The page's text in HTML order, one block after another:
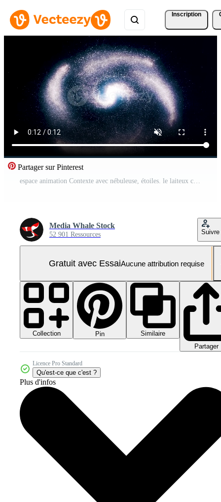
Inscription
Partager sur Pinterest
espace animation Contexte avec nébuleuse, étoiles. le laiteux chemin, le galaxie et le nébuleuse. animation galaxie bleu dans espace Vidéo Pro
Media Whale Stock
52 901 Ressources Suivre
Gratuit avec EssaiAucune attribution requise
Collection Pin
Similaire
Partager
Licence Pro Standard
Qu'est-ce que c'est ?
Plus d'infos